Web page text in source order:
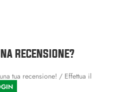
RECENSIONE?
tua recensione! / Effettua il